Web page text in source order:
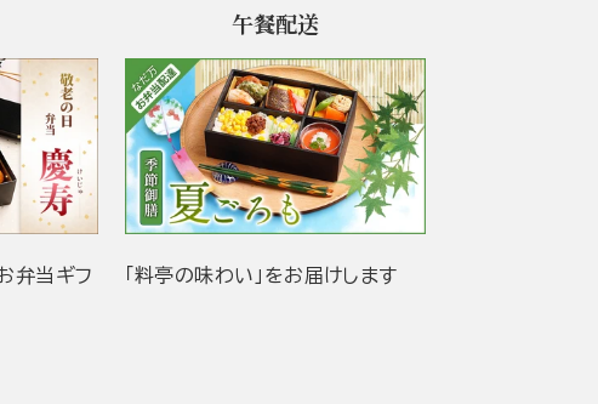
弁当ギフ
午餐配送
「料亭の味わい」をお届けします